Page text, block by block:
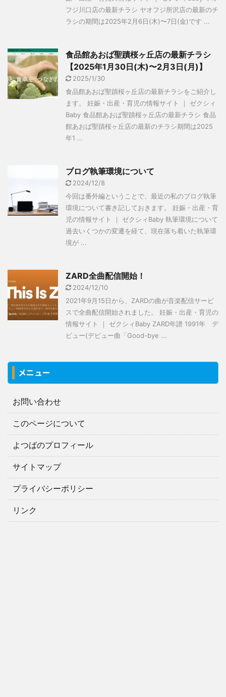
フジ川口店の最新チラシ ヤオフジ所沢店の最新のチ
ラシの期間は2025年2月6日(木)〜7日(金)です ...
食品館あおば聖蹟桜ヶ丘店の最新チラシ
【2025年1月30日(木)〜2月3日(月)】
2025/1/30
食品館あおば聖蹟桜ヶ丘店の最新チラシをご紹介し
ます。 妊娠・出産・育児の情報サイト ｜ ゼクシィ
Baby 食品館あおば聖蹟桜ヶ丘店の最新チラシ 食品
館あおば聖蹟桜ヶ丘店の最新のチラシ期間は2025
年1 ...
ブログ執筆環境について
2024/12/8
今回は番外編ということで、最近の私のブログ執筆
環境について書き記しておきます。 妊娠・出産・育
児の情報サイト ｜ ゼクシィBaby 執筆環境について
過去いくつかの変遷を経て、現在落ち着いた執筆環
境が ...
ZARD全曲配信開始！
2024/12/10
2021年9月15日から、ZARDの曲が音楽配信サービ
スで全曲配信開始されました。 妊娠・出産・育児の
情報サイト ｜ ゼクシィBaby ZARD年譜 1991年 デ
ビュー(デビュー曲「Good-bye ...
メニュー
お問い合わせ
このページについて
よつばのプロフィール
サイトマップ
プライバシーポリシー
リンク